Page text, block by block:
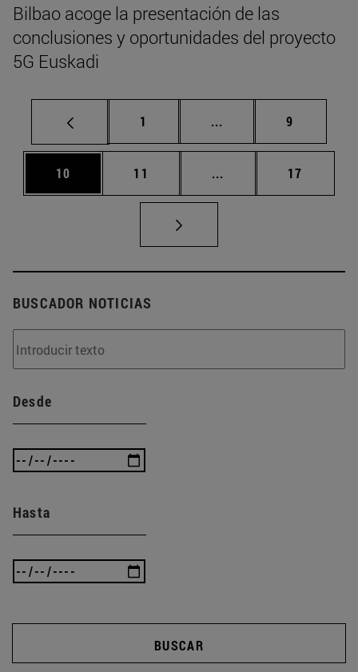
Bilbao acoge la presentación de las
conclusiones y oportunidades del proyecto
5G Euskadi
Página
1 ... Páginas intermedias
Página
9
Página
10 Página
11 ... Páginas intermedias
Página
17
BUSCADOR NOTICIAS
Desde
Hasta
BUSCAR